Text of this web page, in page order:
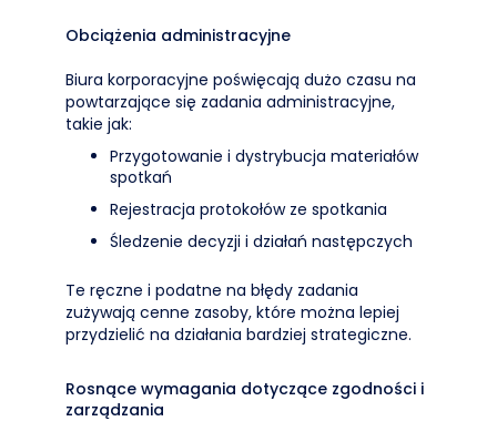
Obciążenia administracyjne
Biura korporacyjne poświęcają dużo czasu na
powtarzające się zadania administracyjne,
takie jak:
Przygotowanie i dystrybucja materiałów
spotkań
Rejestracja protokołów ze spotkania
Śledzenie decyzji i działań następczych
Te ręczne i podatne na błędy zadania
zużywają cenne zasoby, które można lepiej
przydzielić na działania bardziej strategiczne.
Rosnące wymagania dotyczące zgodności i
zarządzania